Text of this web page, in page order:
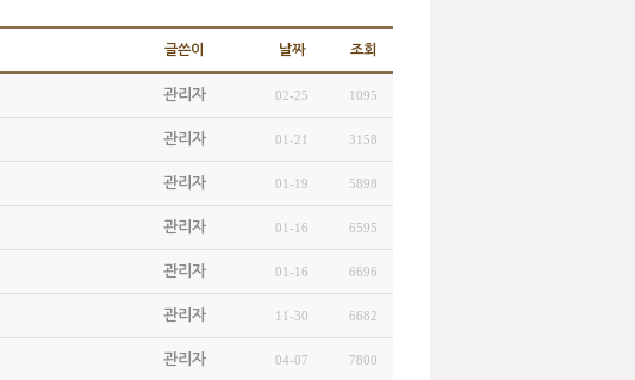
글쓴이 날짜 조회
관리자 02-25 1095
관리자 01-21 3158
관리자 01-19 5898
관리자 01-16 6595
관리자 01-16 6696
관리자 11-30 6682
관리자 04-07 7800